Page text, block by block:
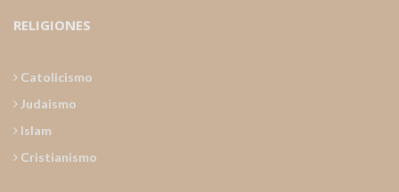
RELIGIONES
Catolicismo
Judaismo
Islam
Cristianismo